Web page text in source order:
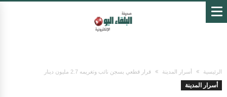
الرئيسية أسرار المدينة قرار قطعي بسجن نائب وتغريمه 2.7 مليون دينار
أسرار المدينة